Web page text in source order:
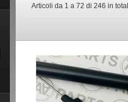
Articoli da 1 a 72 di 246 in